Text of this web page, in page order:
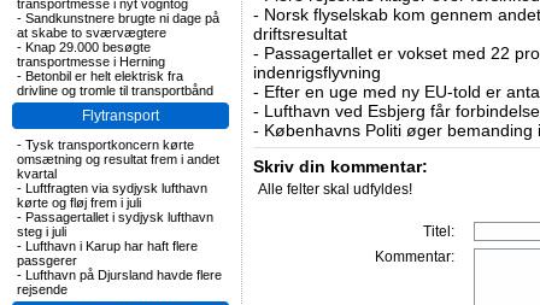
transportmesse i nyt vogntog
- Sandkunstnere brugte ni dage på
at skabe to sværvægtere
- Knap 29.000 besøgte
transportmesse i Herning
- Betonbil er helt elektrisk fra
drivline og tromle til transportbånd
Flytransport
- Tysk transportkoncern kørte
omsætning og resultat frem i andet
kvartal
- Luftfragten via sydjysk lufthavn
kørte og fløj frem i juli
- Passagertallet i sydjysk lufthavn
steg i juli
- Lufthavn i Karup har haft flere
passgerer
- Lufthavn på Djursland havde flere
rejsende
- Norsk flyselskab kom gennem
driftsresultat
- Passagertallet er vokset med 22
indenrigsflyvning
- Efter en uge med ny EU-told er
- Lufthavn ved Esbjerg får
- Københavns Politi øger bemanding
Skriv din kommentar:
Alle felter skal udfyldes!
Titel:
Kommentar: